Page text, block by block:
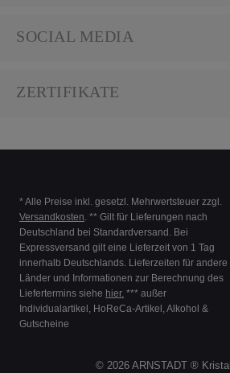
SOCIAL MEDIA
ZERTIFIKATE
* Alle Preise inkl. gesetzl. Mehrwertsteuer zzgl.
Versandkosten. ** Gilt für Lieferungen nach
Deutschland bei Standardversand. Bei
Expressversand gilt eine Lieferzeit von 1 Tag
innerhalb Deutschlands. Lieferzeiten für andere
Länder und Informationen zur Berechnung des
Liefertermins siehe hier. *** außer
Individualartikel, HoReCa-Artikel, Alkohol &
Gutscheine
© 2026 ARNSTADT ® Kristall